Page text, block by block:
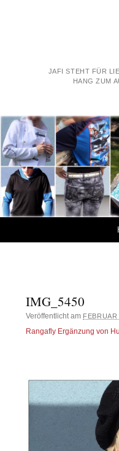
JAFI STEHT FÜR
HANG ZUM
IMG_5450
Veröffentlicht am
Rangafly Ergänzung von